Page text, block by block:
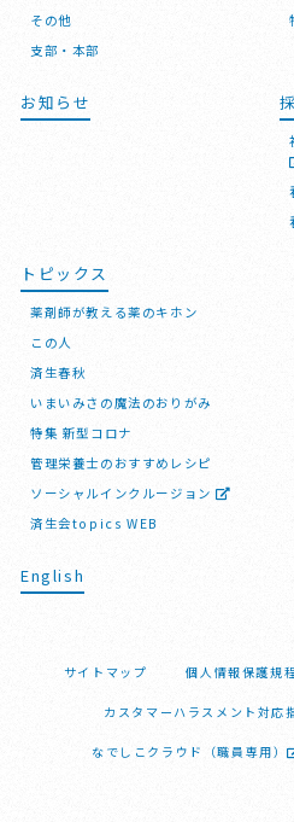
その他
支部・本部
お知らせ
トピックス
薬剤師が教える薬のキホン
この人
済生春秋
いまいみさの魔法のおりがみ
特集 新型コロナ
管理栄養士のおすすめレシピ
ソーシャルインクルージョン
済生会topics WEB
English
サイトマップ 個人情報保護規
カスタマーハラスメント対応
なでしこクラウド（職員専用）